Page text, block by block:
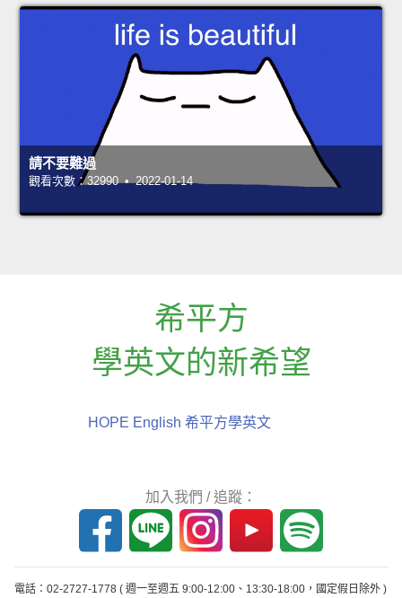
請不要難過
觀看次數：32990 • 2022-01-14
希平方
學英文的新希望
HOPE English 希平方學英文
加入我們 / 追蹤：
電話：02-2727-1778 ( 週一至週五 9:00-12:00、13:30-18:00，國定假日除外 )